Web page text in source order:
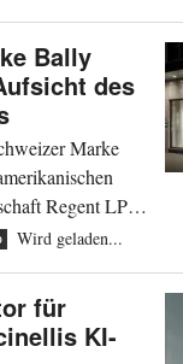
betrug das
auf vergleichbarer
Zahl
Bally
des
Marke
Regent LP
ein. Die
verschiedene
auf die
Wird geladen...
für
KI-